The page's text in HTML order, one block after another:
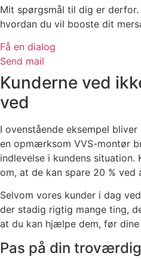
Mit spørgsmål til dig er
hvordan du vil booste dit
Få en dialog
Send mail
Kunderne ved
ved
I ovenstående eksempel
en opmærksom VVS-montør
indlevelse i kundens situation.
om, at de kan spare 20 %
Selvom vores kunder i dag
der stadig rigtig mange ting,
at du kan hjælpe dem, før
Pas på din